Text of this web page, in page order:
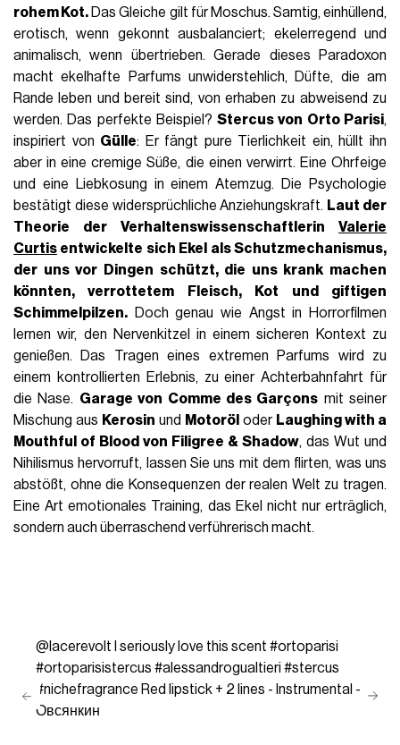
rohem Kot. Das Gleiche gilt für Moschus. Samtig, einhüllend,
erotisch, wenn gekonnt ausbalanciert; ekelerregend und
animalisch, wenn übertrieben. Gerade dieses Paradoxon
macht ekelhafte Parfums unwiderstehlich, Düfte, die am
Rande leben und bereit sind, von erhaben zu abweisend zu
werden. Das perfekte Beispiel?Stercus von Orto Parisi,
inspiriert von Gülle: Er fängt pure Tierlichkeit ein, hüllt ihn
aber in eine cremige Süße, die einen verwirrt. Eine Ohrfeige
und eine Liebkosung in einem Atemzug. Die Psychologie
bestätigt diese widersprüchliche Anziehungskraft. Laut der
Theorie der Verhaltenswissenschaftlerin Valerie
Curtis entwickelte sich Ekel als Schutzmechanismus,
der uns vor Dingen schützt, die uns krank machen
könnten,verrottetem Fleisch, Kot und giftigen
Schimmelpilzen. Doch genau wie Angst in Horrorfilmen
lernen wir, den Nervenkitzel in einem sicheren Kontext zu
genießen. Das Tragen eines extremen Parfums wird zu
einem kontrollierten Erlebnis, zu einer Achterbahnfahrt für
die Nase. Garage von Comme des Garçons mit seiner
Mischung aus Kerosin und Motoröl oder Laughing with a
Mouthful of Blood von Filigree & Shadow, das Wut und
Nihilismus hervorruft, lassen Sie uns mit dem flirten, was uns
abstößt, ohne die Konsequenzen der realen Welt zu tragen.
Eine Art emotionales Training, das Ekel nicht nur erträglich,
sondern auch überraschend verführerisch macht.
@lacerevolt I seriously love this scent #ortoparisi
#ortoparisistercus #alessandrogualtieri #stercus
#nichefragrance Red lipstick + 2 lines - Instrumental -
Овсянкин